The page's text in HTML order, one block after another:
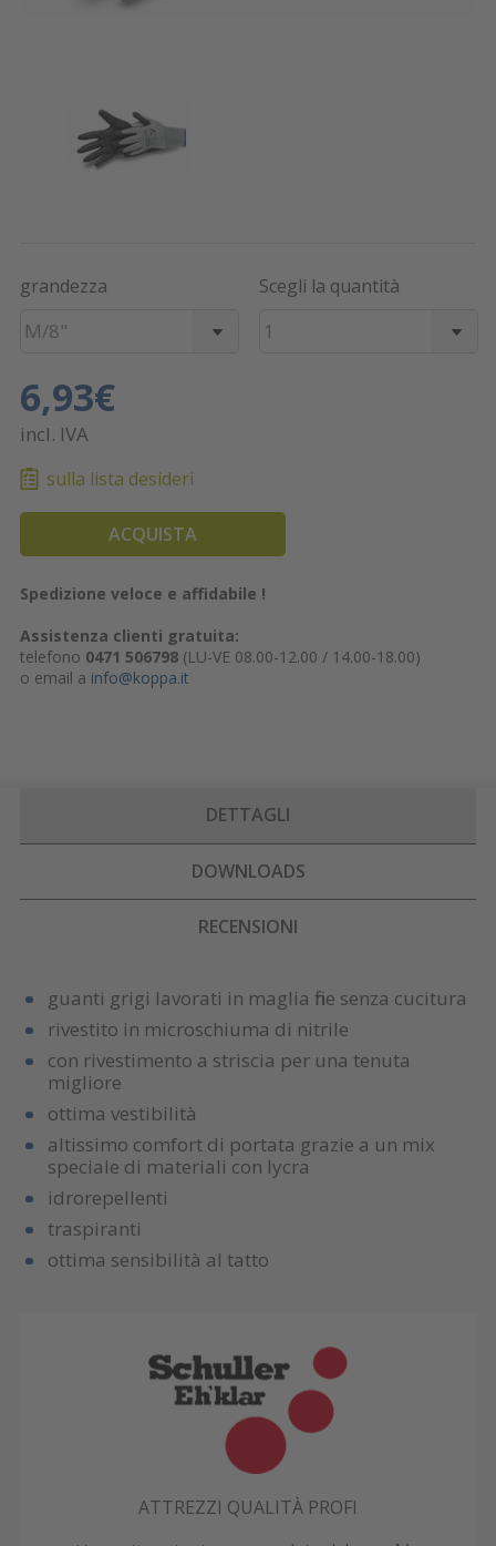
grandezza
M/8"
Scegli la quantità
1
6,93€
incl. IVA
sulla lista desideri
ACQUISTA
Spedizione veloce e affidabile !
Assistenza clienti gratuita:
telefono 0471 506798(LU-VE 08.00-12.00 / 14.00-18.00)
o email a info@koppa.it
DETTAGLI
DOWNLOADS
RECENSIONI
guanti grigi lavorati in maglia fine senza cucitura
rivestito in microschiuma di nitrile
con rivestimento a striscia per una tenuta
migliore
ottima vestibilità
altissimo comfort di portata grazie a un mix
speciale di materiali con lycra
idrorepellenti
traspiranti
ottima sensibilità al tatto
ATTREZZI QUALITÀ PROFI